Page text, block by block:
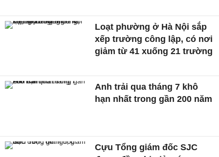
Anh trải qua tháng 7 khô
hạn nhất trong gần 200 năm
Cựu Tổng giám đốc SJC
được đề nghị giảm án